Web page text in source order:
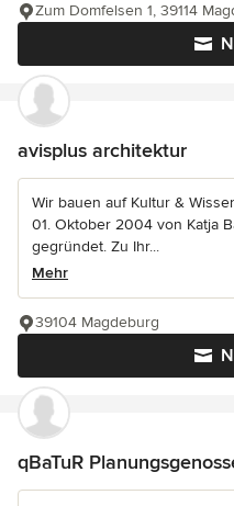
Zum Domfelsen 1, 39114
avisplus architektur
Wir bauen auf Kultur &
01. Oktober 2004 von Katja
gegründet. Zu Ihr...
Mehr
39104 Magdeburg
qBaTuR